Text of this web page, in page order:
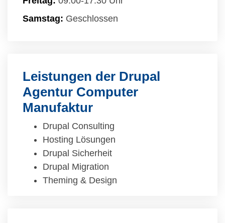
Samstag: Geschlossen
Leistungen der Drupal
Agentur Computer
Manufaktur
Drupal Consulting
Hosting Lösungen
Drupal Sicherheit
Drupal Migration
Theming & Design